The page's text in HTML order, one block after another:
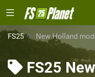
FS25 New Holland
FS25